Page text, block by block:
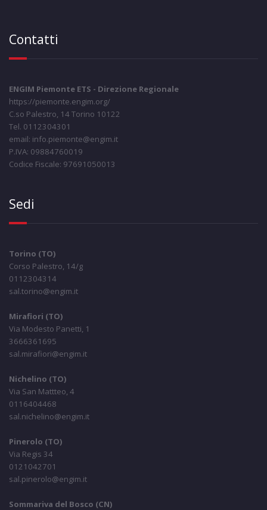
Contatti
ENGIM Piemonte ETS - Direzione Regionale
https://piemonte.engim.org/
C.so Palestro, 14 Torino 10122
Tel. 0112304301
email: info.piemonte@engim.it
P.IVA: 09884760019
Codice Fiscale: 97691050013
Sedi
Torino (TO)
Corso Palestro, 14/g
0112304314
sal.torino@engim.it
Mirafiori (TO)
Via Modesto Panetti, 1
3666361695
sal.mirafiori@engim.it
Nichelino (TO)
Via San Mattteo, 4
0116404468
sal.nichelino@engim.it
Pinerolo (TO)
Via Regis 34
0121042701
sal.pinerolo@engim.it
Sommariva del Bosco (CN)